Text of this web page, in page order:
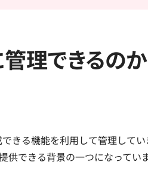
理できるのか
る機能を利用して管理して
できる背景の一つになっていま